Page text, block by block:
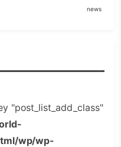
news
"post_list_add_class"
wp/wp-